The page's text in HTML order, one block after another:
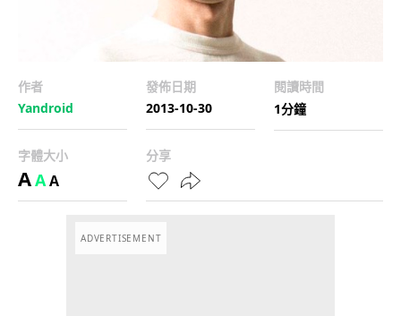
作者
Yandroid
發佈日期
2013-10-30
閱讀時間
1分鐘
字體大小
AAA
分享
ADVERTISEMENT